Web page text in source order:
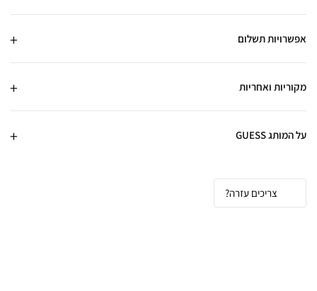
אפשרויות תשלום
מקוריות ואחריות
על המותג GUESS
צריכים עזרה?